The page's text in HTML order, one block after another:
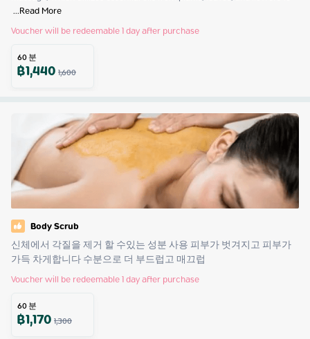
...Read More
Voucher will be redeemable 1 day after purchase
60분
฿1,4401,600
Body Scrub
신체에서 각질을 제거 할 수있는 성분 사용 피부가 벗겨지고 피부가
가득 차게합니다 수분으로 더 부드럽고 매끄럽
Voucher will be redeemable 1 day after purchase
60분
฿1,1701,300